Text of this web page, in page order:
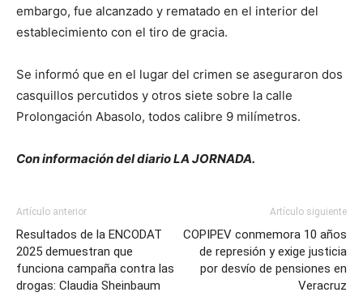
embargo, fue alcanzado y rematado en el interior del
establecimiento con el tiro de gracia.
Se informó que en el lugar del crimen se aseguraron dos
casquillos percutidos y otros siete sobre la calle
Prolongación Abasolo, todos calibre 9 milímetros.
Con información del diario LA JORNADA.
Artículo anterior
Resultados de la ENCODAT
2025 demuestran que
funciona campaña contra las
drogas: Claudia Sheinbaum
Artículo siguiente
COPIPEV conmemora 10 años
de represión y exige justicia
por desvío de pensiones en
Veracruz